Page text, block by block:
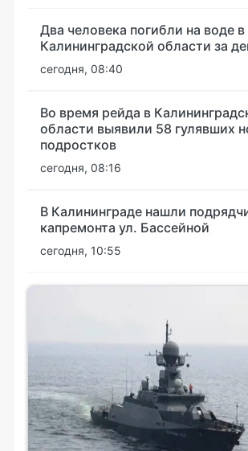
Два человека погибли на воде в
Калининградской области за
сегодня, 08:40
Во время рейда в
области выявили 58 гулявших
подростков
сегодня, 08:16
В Калининграде нашли
капремонта ул. Бассейной
сегодня, 10:55